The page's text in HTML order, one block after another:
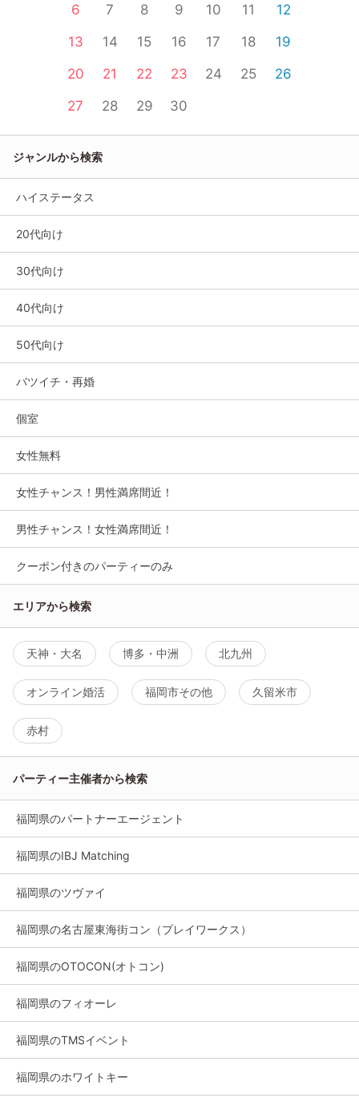
6
7 8 9 10 11
12
13
14 15 16 17 18
19
20
21 22 23 24 25
26
27
28 29 30
ジャンルから検索
ハイステータス
20代向け
30代向け
40代向け
50代向け
バツイチ・再婚
個室
女性無料
女性チャンス！男性満席間近！
男性チャンス！女性満席間近！
クーポン付きのパーティーのみ
エリアから検索
天神・大名 博多・中洲 北九州
オンライン婚活 福岡市その他 久留米市
赤村
パーティー主催者から検索
福岡県のパートナーエージェント
福岡県のIBJ Matching
福岡県のツヴァイ
福岡県の名古屋東海街コン（プレイワークス）
福岡県のOTOCON(オトコン)
福岡県のフィオーレ
福岡県のTMSイベント
福岡県のホワイトキー